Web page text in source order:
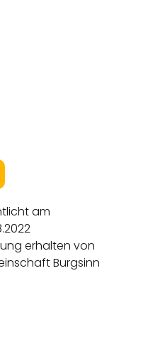
am
erhalten von
Burgsinn